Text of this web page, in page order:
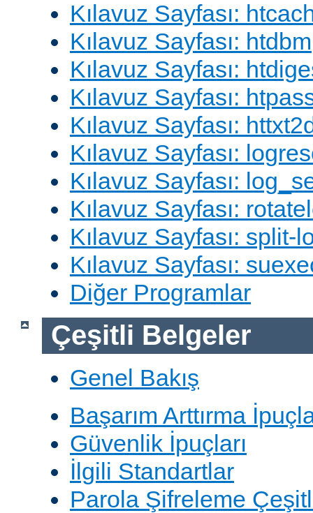
Kılavuz Sayfası:
Kılavuz Sayfası: htdbm
Kılavuz Sayfası:
Kılavuz Sayfası:
Kılavuz Sayfası:
Kılavuz Sayfası:
Kılavuz Sayfası:
Kılavuz Sayfası:
Kılavuz Sayfası: split-
Kılavuz Sayfası:
Diğer Programlar
Çeşitli Belgeler
Genel Bakış
Başarım Arttırma
Güvenlik İpuçları
İlgili Standartlar
Parola Şifreleme